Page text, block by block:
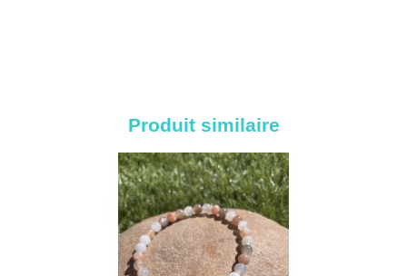
Produit similaire